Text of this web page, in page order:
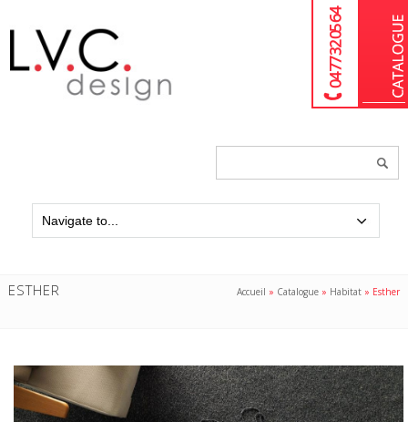
04 77 32 05 64
ESTHER Accueil » Catalogue » Habitat » Esther